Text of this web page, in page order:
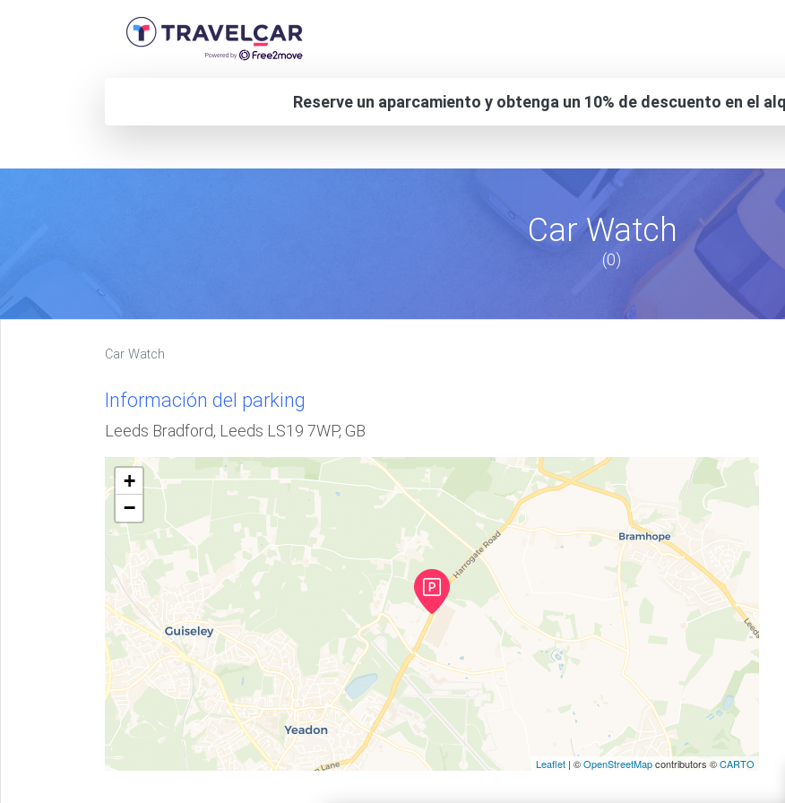
Reserve un aparcamiento y obtenga un 10% de descuento en el
Car Watch
(0)
Car Watch
Información del parking
Leeds Bradford, Leeds LS19 7WP, GB
+
−
Leaflet | ©OpenStreetMapcontributors ©CARTO